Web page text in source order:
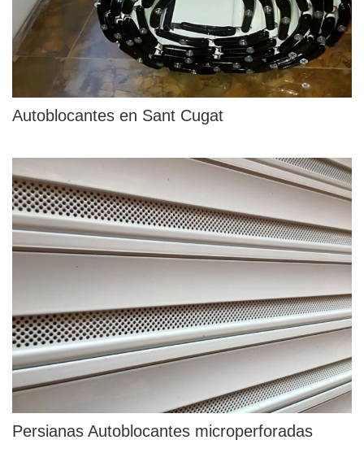
Autoblocantes en Sant Cugat
Persianas Autoblocantes microperforadas